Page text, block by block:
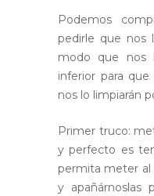
Podemos
pedirle que nos
modo que nos
inferior para
nos lo limpiarán
Primer truco:
y perfecto es
permita meter al
y apañárnoslas